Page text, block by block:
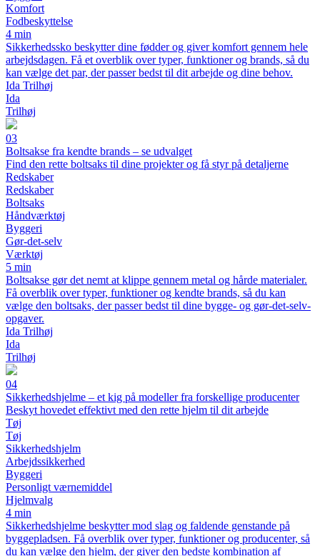
Komfort
Fodbeskyttelse
4 min
Sikkerhedssko beskytter dine fødder og giver komfort gennem hele
arbejdsdagen. Få et overblik over typer, funktioner og brands, så du
kan vælge det par, der passer bedst til dit arbejde og dine behov.
Ida Trilhøj
Ida
Trilhøj
03
Boltsakse fra kendte brands – se udvalget
Find den rette boltsaks til dine projekter og få styr på detaljerne
Redskaber
Redskaber
Boltsaks
Håndværktøj
Byggeri
Gør-det-selv
Værktøj
5 min
Boltsakse gør det nemt at klippe gennem metal og hårde materialer.
Få overblik over typer, funktioner og kendte brands, så du kan
vælge den boltsaks, der passer bedst til dine bygge- og gør-det-selv-
opgaver.
Ida Trilhøj
Ida
Trilhøj
04
Sikkerhedshjelme – et kig på modeller fra forskellige producenter
Beskyt hovedet effektivt med den rette hjelm til dit arbejde
Tøj
Tøj
Sikkerhedshjelm
Arbejdssikkerhed
Byggeri
Personligt værnemiddel
Hjelmvalg
4 min
Sikkerhedshjelme beskytter mod slag og faldende genstande på
byggepladsen. Få overblik over typer, funktioner og producenter, så
du kan vælge den hjelm, der giver den bedste kombination af